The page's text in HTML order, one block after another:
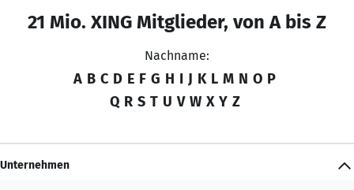
21 Mio. XING Mitglieder, von A bis Z
Nachname:
A B C D E F G H I J K L M N O P
Q R S T U V W X Y Z
Unternehmen